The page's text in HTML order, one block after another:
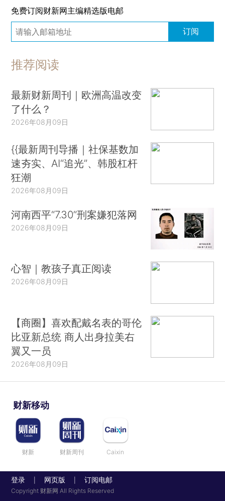
免费订阅财新网主编精选版电邮
订阅
推荐阅读
最新财新周刊｜欧洲高温改变
了什么？
2026年08月09日
{{最新周刊导播｜社保基数加
速夯实、AI“追光”、韩股杠杆
狂潮
2026年08月09日
河南西平“7.30”刑案嫌犯落网
2026年08月09日
心智｜教孩子真正阅读
2026年08月09日
【商圈】喜欢配戴名表的哥伦
比亚新总统 商人出身拉美右
翼又一员
2026年08月09日
财新移动
财新 财新周刊 Caixin
登录 网页版 订阅电邮
Copyright 财新网 All Rights Reserved